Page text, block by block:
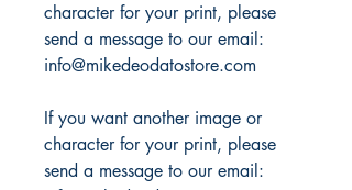
character for your print, please
send a message to our email:
info@mikedeodatostore.com
If you want another image or
character for your print, please
send a message to our email: